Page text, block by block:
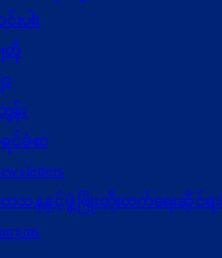
းပါး
တို
န်း
င်ခံစာ
သနနှင့်ဖွံ့ဖြိုးတိုးတက်ရေးဆိုင်ရာ